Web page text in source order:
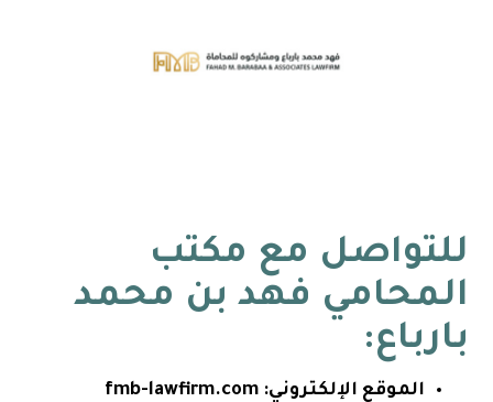
للتواصل مع مكتب
المحامي فهد بن محمد
بارباع:
الموقع الإلكتروني: fmb-lawfirm.com